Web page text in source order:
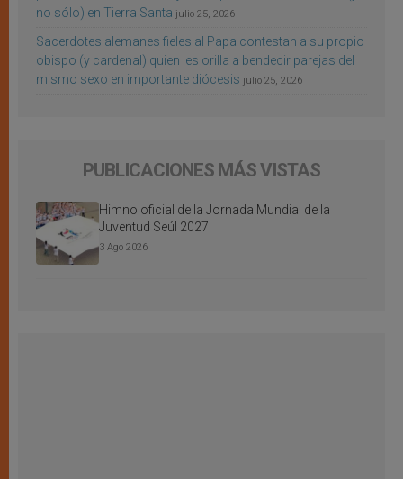
no sólo) en Tierra Santa julio 25, 2026
Sacerdotes alemanes fieles al Papa contestan a su propio
obispo (y cardenal) quien les orilla a bendecir parejas del
mismo sexo en importante diócesis julio 25, 2026
PUBLICACIONES MÁS VISTAS
Himno oficial de la Jornada Mundial de la
Juventud Seúl 2027
3 Ago 2026